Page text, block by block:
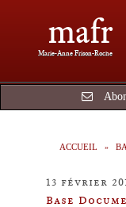
mafr
Marie-Anne Frison-Roche
ACCUEIL
13 février
Base